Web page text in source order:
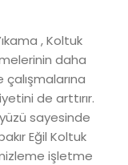
, Koltuk
daha
de arttırır.
sayesinde
Eğil Koltuk
işletme